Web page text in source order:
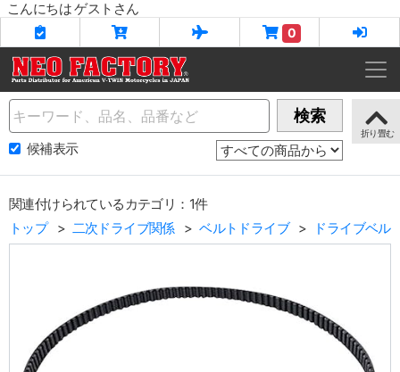
こんにちは ゲストさん
0
Name 検索
候補表示
関連付けられているカテゴリ：1件
トップ
二次ドライブ関係 ベルトドライブ ドライブベル